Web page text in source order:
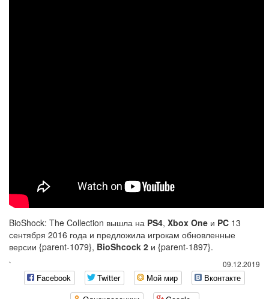
BioShock: The Collection вышла на PS4, Xbox One и PC 13
сентября 2016 года и предложила игрокам обновленные
версии {parent-1079}, BioShcock 2 и {parent-1897}.
09.12.2019
`
Facebook Twitter Мой мир
Вконтакте